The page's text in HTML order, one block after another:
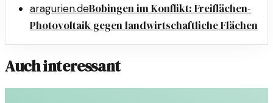
aragurien.deBobingen im Konflikt: Freiflächen-
Photovoltaik gegen landwirtschaftliche Flächen
Auch interessant